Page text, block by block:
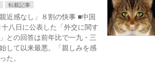
転載記事
近感なし」８割の快事 ■中国
日に公表した「外交に関す
との回答は前年比で一九・三
して以来最悪。「親しみを感
た。